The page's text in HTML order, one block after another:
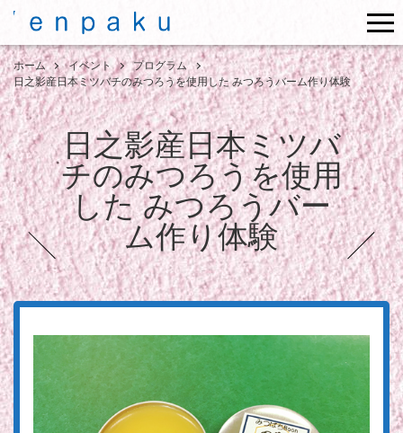
ホーム イベント
プログラム
日之影産日本ミツバチのみつろうを使用した みつろうバーム作り体験
日之影産日本ミツバ
チのみつろうを使用
した みつろうバー
ム作り体験